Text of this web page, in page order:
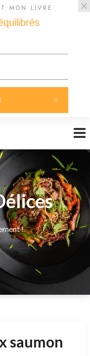
!
saumon
MON LIVRE